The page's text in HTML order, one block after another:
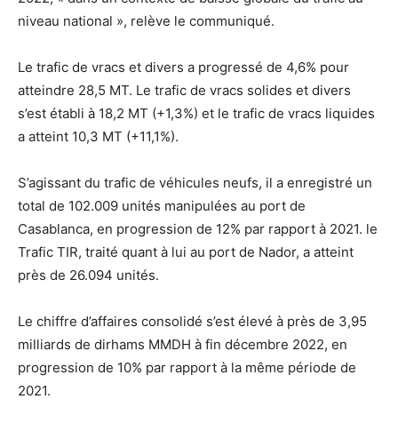
niveau national », relève le communiqué.
Le trafic de vracs et divers a progressé de 4,6% pour
atteindre 28,5 MT. Le trafic de vracs solides et divers
s’est établi à 18,2 MT (+1,3%) et le trafic de vracs liquides
a atteint 10,3 MT (+11,1%).
S’agissant du trafic de véhicules neufs, il a enregistré un
total de 102.009 unités manipulées au port de
Casablanca, en progression de 12% par rapport à 2021. le
Trafic TIR, traité quant à lui au port de Nador, a atteint
près de 26.094 unités.
Le chiffre d’affaires consolidé s’est élevé à près de 3,95
milliards de dirhams MMDH à fin décembre 2022, en
progression de 10% par rapport à la même période de
2021.